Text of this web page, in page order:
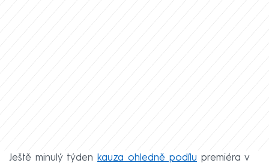
Ještě minulý týden kauza ohledně podílu premiéra v